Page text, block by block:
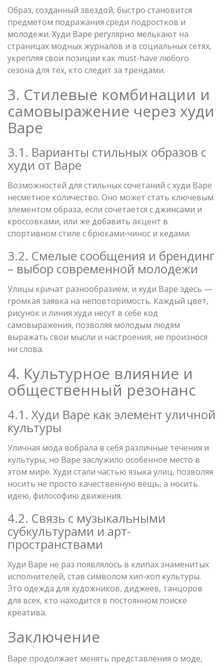
Образ, созданный звездой, быстро становится
предметом подражания среди подростков и
молодежи. Худи Bape регулярно мелькают на
страницах модных журналов и в социальных сетях,
укрепляя свои позиции как must-have любого
сезона для тех, кто следит за трендами.
3. Стилевые комбинации и
самовыражение через худи
Bape
3.1. Варианты стильных образов с
худи от Bape
Возможностей для стильных сочетаний с худи Bape
несметное количество. Оно может стать ключевым
элементом образа, если сочетается с джинсами и
кроссовками, или же добавить акцент в
спортивном стиле с брюками-чинос и кедами.
3.2. Смелые сообщения и брендинг
– выбор современной молодежи
Улицы кричат разнообразием, и худи Bape здесь —
громкая заявка на неповторимость. Каждый цвет,
рисунок и линия худи несут в себе код
самовыражения, позволяя молодым людям
выражать свои мысли и настроения, не произнося
ни слова.
4. Культурное влияние и
общественный резонанс
4.1. Худи Bape как элемент уличной
культуры
Уличная мода вобрала в себя различные течения и
культуры, но Bape заслужило особенное место в
этом мире. Худи стали частью языка улиц, позволяя
носить не просто качественную вещь, а носить
идею, философию движения.
4.2. Связь с музыкальными
субкультурами и арт-
пространствами
Худи Bape не раз появлялось в клипах знаменитых
исполнителей, став символом хип-хоп культуры.
Это одежда для художников, диджеев, танцоров
для всех, кто находится в постоянном поиске
креатива.
Заключение
Bape продолжает менять представления о моде,